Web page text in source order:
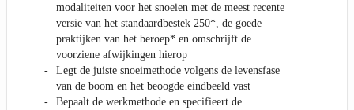
modaliteiten voor het snoeien met de meest recente
versie van het standaardbestek 250*, de goede
praktijken van het beroep* en omschrijft de
voorziene afwijkingen hierop
Legt de juiste snoeimethode volgens de levensfase
van de boom en het beoogde eindbeeld vast
Bepaalt de werkmethode en specifieert de